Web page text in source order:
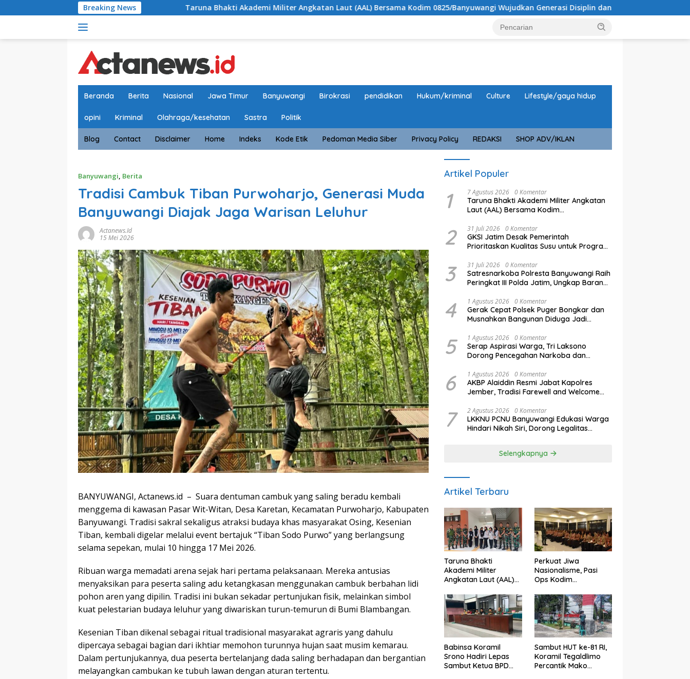
ke
Breaking NewsTaruna Bhakti Akademi Militer Angkatan Laut (AAL) Bersama Kodim 0825/Banyuwangi Wujudkan Generasi Disiplin dan Berjiwa Nasionalis
Beranda Berita Nasional Jawa Timur Banyuwangi Birokrasi pendidikan Hukum/kriminal Culture Lifestyle/gaya hidup
opini Kriminal Olahraga/kesehatan Sastra Politik
Blog Contact Disclaimer Home Indeks Kode Etik Pedoman Media Siber Privacy Policy REDAKSI SHOP ADV/IKLAN
Banyuwangi, Berita
Tradisi Cambuk Tiban Purwoharjo, Generasi Muda
Banyuwangi Diajak Jaga Warisan Leluhur
Actanews.id
15 Mei 2026
BANYUWANGI, Actanews.id – Suara dentuman cambuk yang saling beradu kembali
menggema di kawasan Pasar Wit-Witan, Desa Karetan, Kecamatan Purwoharjo, Kabupaten
Banyuwangi. Tradisi sakral sekaligus atraksi budaya khas masyarakat Osing, Kesenian
Tiban, kembali digelar melalui event bertajuk “Tiban Sodo Purwo” yang berlangsung
selama sepekan, mulai 10 hingga 17 Mei 2026.
Ribuan warga memadati arena sejak hari pertama pelaksanaan. Mereka antusias
menyaksikan para peserta saling adu ketangkasan menggunakan cambuk berbahan lidi
pohon aren yang dipilin. Tradisi ini bukan sekadar pertunjukan fisik, melainkan simbol
kuat pelestarian budaya leluhur yang diwariskan turun-temurun di Bumi Blambangan.
Kesenian Tiban dikenal sebagai ritual tradisional masyarakat agraris yang dahulu
dipercaya sebagai bagian dari ikhtiar memohon turunnya hujan saat musim kemarau.
Dalam pertunjukannya, dua peserta bertelanjang dada saling berhadapan dan bergantian
melayangkan cambukan ke tubuh lawan dengan aturan tertentu.
Artikel Populer
1 7 Agustus 2026 0 Komentar
Taruna Bhakti Akademi Militer Angkatan
Laut (AAL) Bersama Kodim
Disiplin dan Berjiwa Nasionalis
2 31 Juli 2026 0 Komentar
GKSI Jatim Desak Pemerintah
Prioritaskan Kualitas Susu untuk Program
3 31 Juli 2026 0 Komentar
Satresnarkoba Polresta Banyuwangi Raih
Peringkat III Polda Jatim, Ungkap Barang
2026
4 1 Agustus 2026 0 Komentar
Gerak Cepat Polsek Puger Bongkar dan
Musnahkan Bangunan Diduga Jadi
5 1 Agustus 2026 0 Komentar
Serap Aspirasi Warga, Tri Laksono
Dorong Pencegahan Narkoba dan
6 1 Agustus 2026 0 Komentar
AKBP Alaiddin Resmi Jabat Kapolres
Jember, Tradisi Farewell and Welcome
7 2 Agustus 2026 0 Komentar
LKKNU PCNU Banyuwangi Edukasi Warga
Hindari Nikah Siri, Dorong Legalitas
Selengkapnya
Artikel Terbaru
Taruna Bhakti
Akademi Militer
Angkatan Laut (AAL)
0825/Banyuwangi
Wujudkan Generasi
Disiplin dan Berjiwa
Nasionalis
Perkuat Jiwa
Nasionalisme, Pasi
Ops Kodim
Bekali Calon
Paskibraka 2026
dengan Wawasan
Kebangsaan
Babinsa Koramil
Srono Hadiri Lepas
Sambut Ketua BPD
Sambut HUT ke-81 RI,
Koramil Tegaldlimo
Percantik Mako